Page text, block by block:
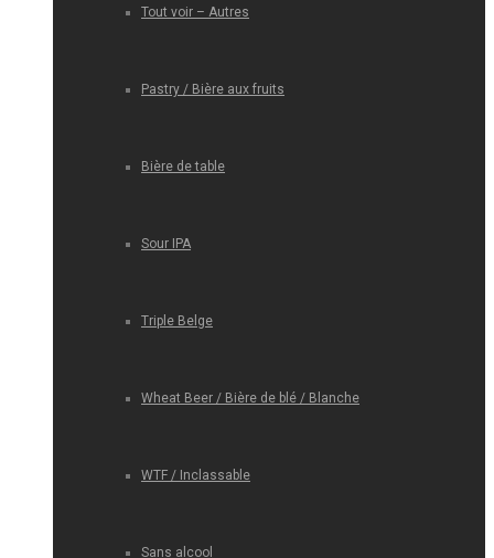
Tout voir – Autres
Pastry / Bière aux fruits
Bière de table
Sour IPA
Triple Belge
Wheat Beer / Bière de blé / Blanche
WTF / Inclassable
Sans alcool